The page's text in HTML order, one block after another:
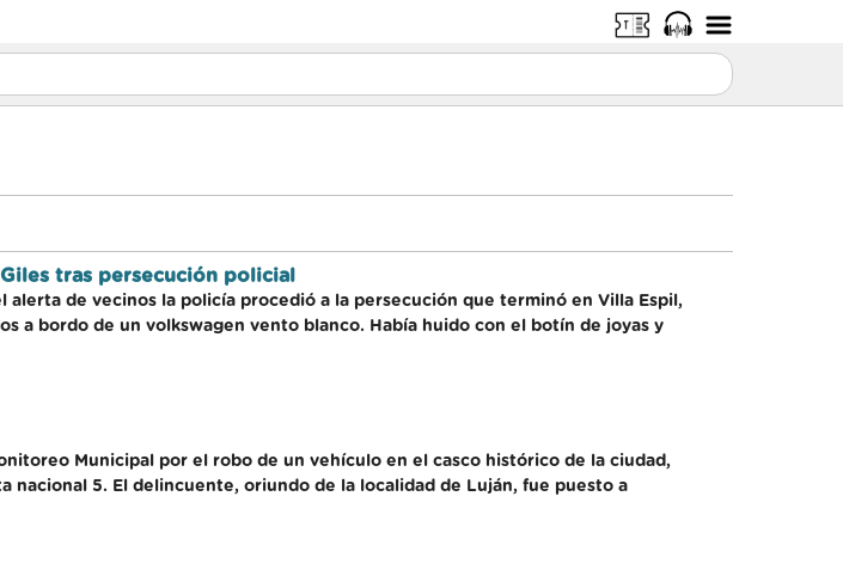
tras persecución policial
de vecinos la policía procedió a la persecución que terminó en Villa Espil,
a bordo de un volkswagen vento blanco. Había huido con el botín de joyas y
Municipal por el robo de un vehículo en el casco histórico de la ciudad,
5. El delincuente, oriundo de la localidad de Luján, fue puesto a